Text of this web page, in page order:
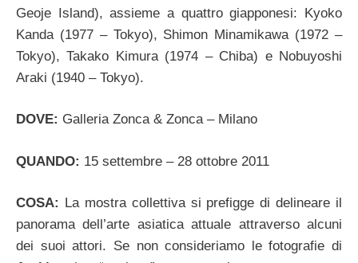
Geoje Island), assieme a quattro giapponesi: Kyoko
Kanda (1977 – Tokyo), Shimon Minamikawa (1972 –
Tokyo), Takako Kimura (1974 – Chiba) e Nobuyoshi
Araki (1940 – Tokyo).
DOVE: Galleria Zonca & Zonca – Milano
QUANDO: 15 settembre – 28 ottobre 2011
COSA:
La mostra collettiva si prefigge di delineare il
panorama dell’arte asiatica attuale attraverso alcuni
dei suoi attori. Se non consideriamo le fotografie di